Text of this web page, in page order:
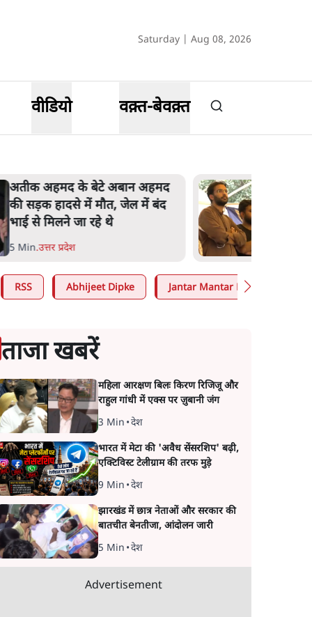
Saturday | Aug 08, 2026
वीडियो वक़्त-बेवक़्त
कॉकरोच जनता पार्टी ने की देशव्यापी
अभियान की घोषणा- 'क्या बोलती
RSS Abhijeet Dipke Jantar Mantar Protests
ताजा खबरें
महिला आरक्षण बिलः किरण रिजिजू और
राहुल गांधी में एक्स पर ज़ुबानी जंग
3 Min •देश
भारत में मेटा की 'अवैध सेंसरशिप' बढ़ी,
एक्टिविस्ट टेलीग्राम की तरफ मुड़े
9 Min •देश
झारखंड में छात्र नेताओं और सरकार की
बातचीत बेनतीजा, आंदोलन जारी
5 Min •देश
Advertisement